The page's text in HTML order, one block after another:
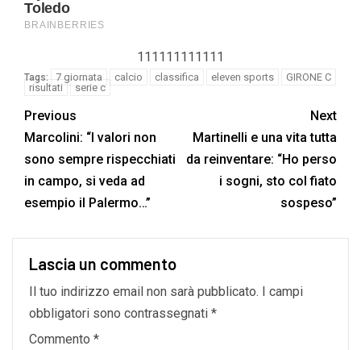
111111111111
Tags: 7 giornata calcio classifica eleven sports
GIRONE C
risultati
serie c
Previous
Marcolini: “I valori non
sono sempre rispecchiati
in campo, si veda ad
esempio il Palermo…”
Next
Martinelli e una vita tutta
da reinventare: “Ho perso
i sogni, sto col fiato
sospeso”
Lascia un commento
Il tuo indirizzo email non sarà pubblicato. I campi
obbligatori sono contrassegnati *
Commento *